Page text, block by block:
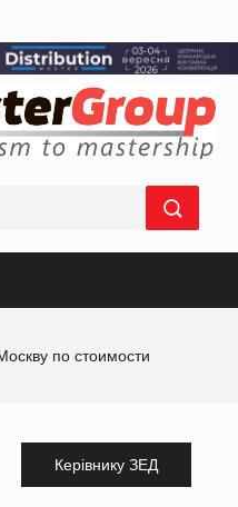
по стоимости
Керівнику ЗЕД